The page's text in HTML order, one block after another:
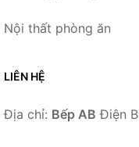
Nội thất phòng ăn
LIÊN HỆ
Địa chỉ: Bếp AB Điện